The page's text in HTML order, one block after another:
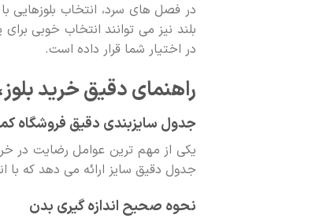
در فصل های سرد، انتخاب
بلند نیز می توانند انتخاب خوبی
در اختیار شما قرار داده است.
راهنمای دقیق خرید
جدول سایزبندی دقیق فروشگاه
یکی از مهم ترین عوامل رضایت در
جدول دقیق سایز ارائه می دهد که با
نحوه صحیح اندازه گیری بدن